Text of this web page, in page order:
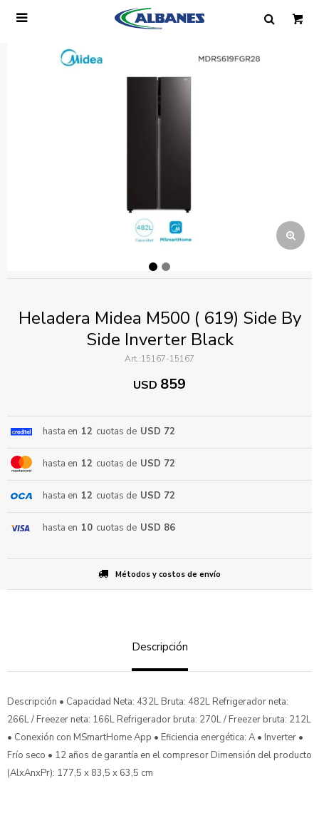

Heladera Midea M500 ( 619) Side By
Side Inverter Black
15167-15167
USD 859
hasta en 12 cuotas de USD 72
hasta en 12 cuotas de USD 72
hasta en 12 cuotas de USD 72
hasta en 10 cuotas de USD 86
Métodos y costos de envío
Descripción
Descripción • Capacidad Neta: 432L Bruta: 482L Refrigerador neta:
266L / Freezer neta: 166L Refrigerador bruta: 270L / Freezer bruta: 212L
• Conexión con MSmartHome App • Eficiencia energética: A • Inverter •
Frío seco • 12 años de garantía en el compresor Dimensión del producto
(AlxAnxPr): 177,5 x 83,5 x 63,5 cm
Ingresa tus datos y te informaremos cuando
tengamos stock disponible.